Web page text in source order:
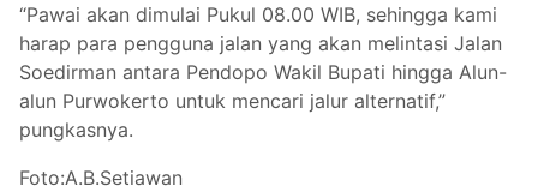
“Pawai akan dimulai Pukul 08.00 WIB, sehingga kami
harap para pengguna jalan yang akan melintasi Jalan
Soedirman antara Pendopo Wakil Bupati hingga Alun-
alun Purwokerto untuk mencari jalur alternatif,”
pungkasnya.
Foto:A.B.Setiawan